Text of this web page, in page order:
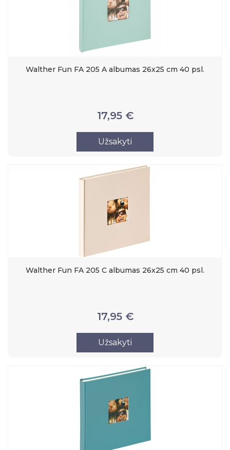
Walther Fun FA 205 A albumas 26x25 cm 40 psl.
17,95 €
Užsakyti
Walther Fun FA 205 C albumas 26x25 cm 40 psl.
17,95 €
Užsakyti